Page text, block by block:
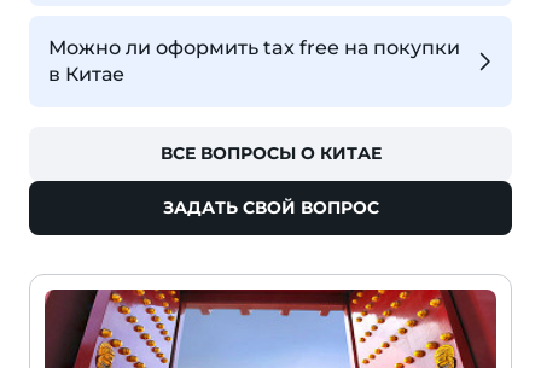
Можно ли оформить tax free на покупки
в Китае
ВСЕ ВОПРОСЫ О КИТАЕ
ЗАДАТЬ СВОЙ ВОПРОС